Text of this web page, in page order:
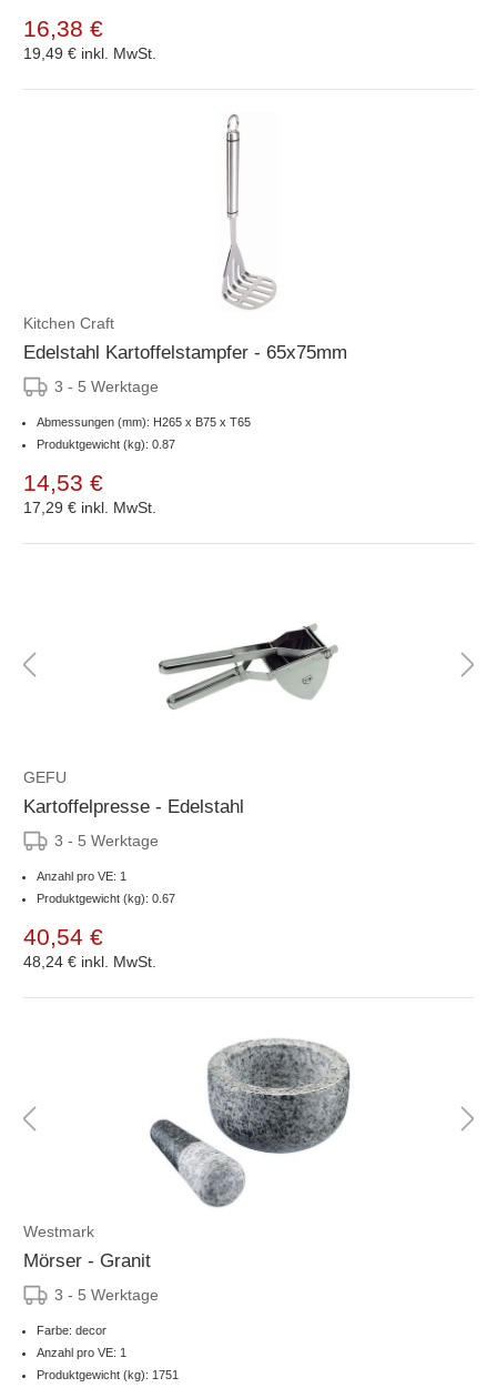
16,38 €
19,49 € inkl. MwSt.
Kitchen Craft
Edelstahl Kartoffelstampfer - 65x75mm
3 - 5 Werktage
Abmessungen (mm): H265 x B75 x T65
Produktgewicht (kg): 0.87
14,53 €
17,29 € inkl. MwSt.
GEFU
Kartoffelpresse - Edelstahl
3 - 5 Werktage
Anzahl pro VE: 1
Produktgewicht (kg): 0.67
40,54 €
48,24 € inkl. MwSt.
Westmark
Mörser - Granit
3 - 5 Werktage
Farbe: decor
Anzahl pro VE: 1
Produktgewicht (kg): 1751